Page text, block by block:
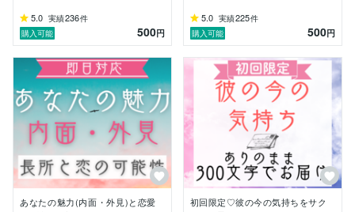
望む未来へ導くお手伝い（施術）も、
承っております。
片思い、復縁、曖昧な関係など、
恋に迷い、どう考えたらいいか分からなくなったとき。
ここは、状況を整理し直し、
自分の選択を見つけるための場所として、
安心してご相談ください♡
5.0 実績236件
購入可能
500円
5.0 実績225件
購入可能
500円
あなたの魅力(内面・外見)と恋愛
初回限定♡彼の今の気持ちをサク